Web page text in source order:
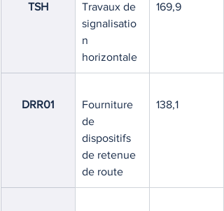
TSH
Travaux de
signalisatio
n
horizontale
169,9
DRR01
Fourniture
de
dispositifs
de retenue
de route
138,1